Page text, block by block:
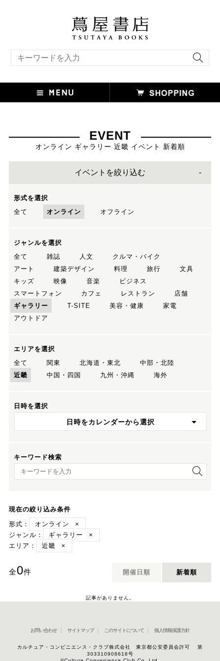
EVENT
オンライン ギャラリー 近畿 イベント 新着順
イベントを絞り込む
形式を選択
全て
オンライン オフライン
ジャンルを選択
全て
雑誌 人文
クルマ・バイク
アート
建築デザイン 料理 旅行
文具
キッズ
映像 音楽
ビジネス
スマートフォン
カフェ レストラン
店舗
ギャラリー
T-SITE 美容・健康
家電
アウトドア
エリアを選択
全て
関東 北海道・東北
中部・北陸
近畿
中国・四国 九州・沖縄 海外
日時を選択
日時をカレンダーから選択
キーワード検索
キーワード検索
現在の絞り込み条件
形式：
オンライン
×
ジャンル：
ギャラリー
×
エリア：
近畿 ×
全0件 開催日順 新着順
記事がありません。
お問い合わせ サイトマップ このサイトについて 個人情報保護方針
カルチュア・コンビニエンス・クラブ株式会社 東京都公安委員会許可 第
303310908618号